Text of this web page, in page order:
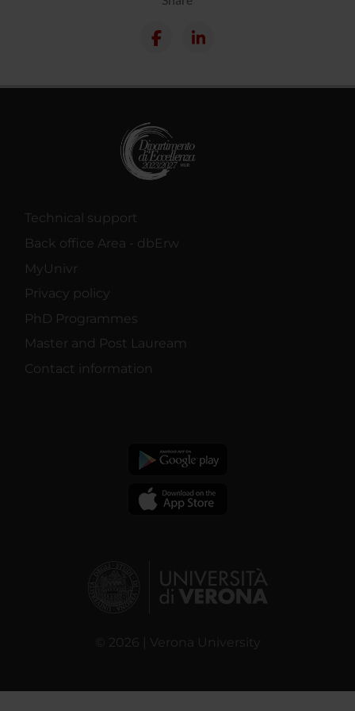
Technical support
Back office Area - dbErw
MyUnivr
Privacy policy
PhD Programmes
Master and Post Lauream
Contact information
© 2026 | Verona University